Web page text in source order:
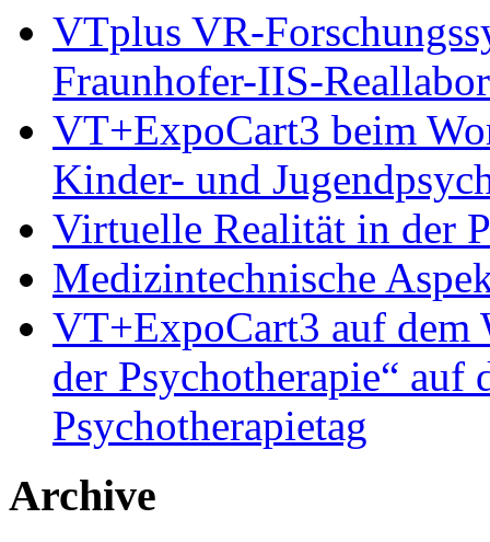
VTplus VR-
Fraunhofer-IIS-
VT+ExpoCart3 beim
Kinder- und
Virtuelle Realität in der
Medizintechnische
VT+ExpoCart3 auf dem
der Psychotherapie“ auf
Psychotherapietag
Archive